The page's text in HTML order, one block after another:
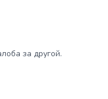
за другой.